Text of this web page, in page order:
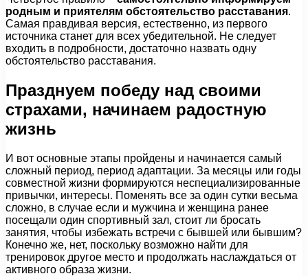
родным и приятелям обстоятельство расставания.
Самая правдивая версия, естественно, из первого
источника станет для всех убедительной. Не следует
входить в подробности, достаточно назвать одну
обстоятельство расставания.
Празднуем победу над своими
страхами, начинаем радостную
жизнь
И вот основные этапы пройдены и начинается самый
сложный период, период адаптации. За месяцы или годы
совместной жизни формируются неспециализированные
привычки, интересы. Поменять все за один сутки весьма
сложно, в случае если и мужчина и женщина ранее
посещали один спортивный зал, стоит ли бросать
занятия, чтобы избежать встречи с бывшей или бывшим?
Конечно же, нет, поскольку возможно найти для
тренировок другое место и продолжать наслаждаться от
активного образа жизни.